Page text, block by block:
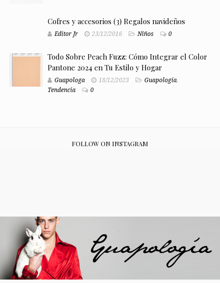
Cofres y accesorios (3) Regalos navideños
Editor Jr 23/12/2016 Niños 0
Todo Sobre Peach Fuzz: Cómo Integrar el Color
Pantone 2024 en Tu Estilo y Hogar
Guapologa 18/12/2023 Guapología,
Tendencia
0
FOLLOW ON INSTAGRAM